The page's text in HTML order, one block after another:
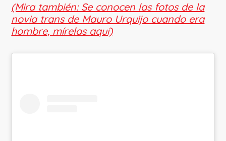
(Mira también: Se conocen las fotos de la
novia trans de Mauro Urquijo cuando era
hombre, mírelas aquí)